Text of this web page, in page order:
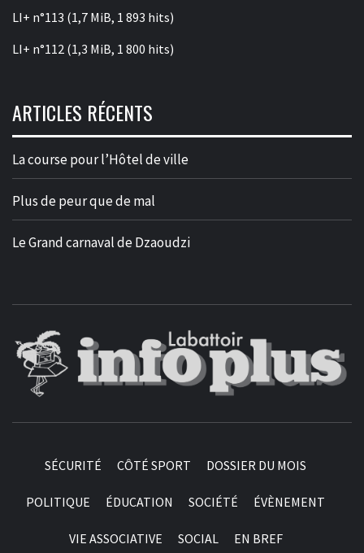
LI+ n°113 (1,7 MiB, 1 893 hits)
LI+ n°112 (1,3 MiB, 1 800 hits)
ARTICLES RÉCENTS
La course pour l’Hôtel de ville
Plus de peur que de mal
Le Grand carnaval de Dzaoudzi
SÉCURITÉ CÔTÉ SPORT DOSSIER DU MOIS
POLITIQUE ÉDUCATION SOCIÉTÉ ÉVÈNEMENT
VIE ASSOCIATIVE SOCIAL EN BREF